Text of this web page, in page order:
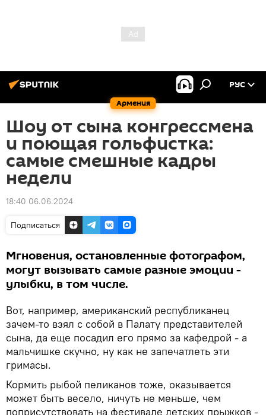
Армения
РУС
Шоу от сына конгрессмена
и поющая гольфистка:
самые смешные кадры
недели
18:40 06.06.2024
Подписаться
Мгновения, остановленные фотографом,
могут вызывать самые разные эмоции -
улыбки, в том числе.
Вот, например, американский республиканец
зачем-то взял с собой в Палату представителей
сына, да еще посадил его прямо за кафедрой - а
мальчишке скучно, ну как не запечатлеть эти
гримасы.
Кормить рыбой пеликанов тоже, оказывается
может быть весело, ничуть не меньше, чем
поприсутствовать на фестивале детских прыжков -